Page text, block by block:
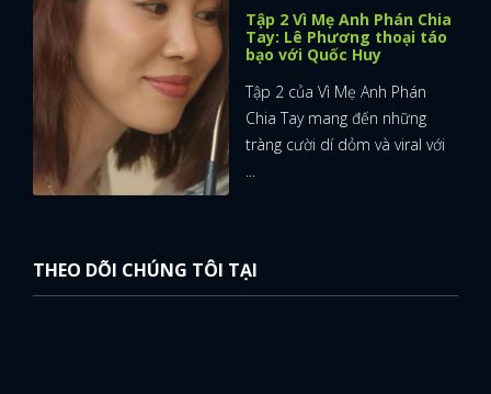
Tập 2 Vì Mẹ Anh Phán Chia
Tay: Lê Phương thoại táo
bạo với Quốc Huy
Tập 2 của Vì Mẹ Anh Phán
Chia Tay mang đến những
tràng cười dí dỏm và viral với
THEO DÕI CHÚNG TÔI TẠI